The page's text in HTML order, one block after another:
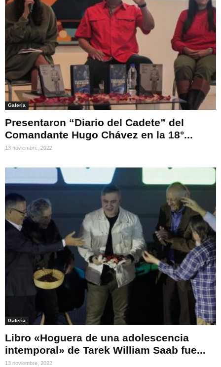
Galeria
Presentaron “Diario del Cadete” del
Comandante Hugo Chávez en la 18°...
13 noviembre, 2022
Galeria
Libro «Hoguera de una adolescencia
intemporal» de Tarek William Saab fue...
13 noviembre, 2022